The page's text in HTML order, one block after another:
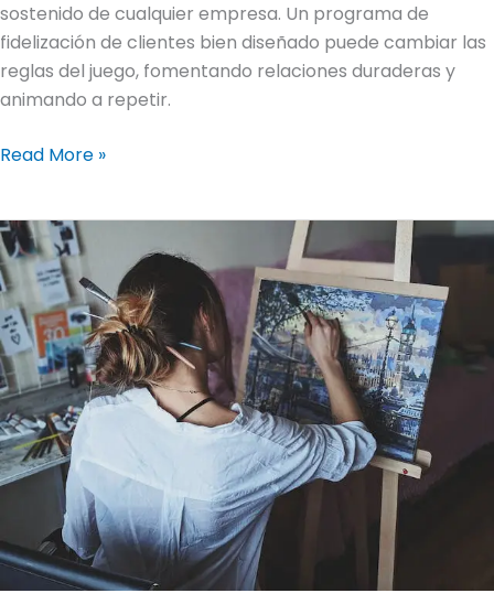
sostenido de cualquier empresa. Un programa de
fidelización de clientes bien diseñado puede cambiar las
reglas del juego, fomentando relaciones duraderas y
animando a repetir.
Read More »
El
impacto
del
contenido
visual
en
el
marketing:
Infografías,
vídeos
más